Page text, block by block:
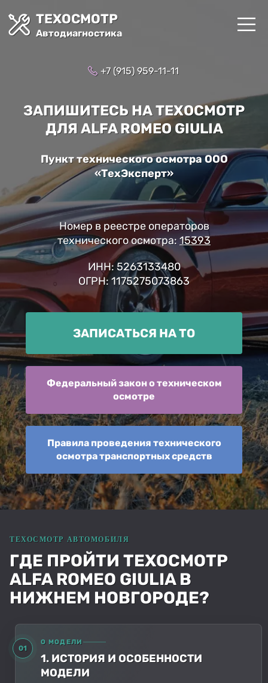
ТЕХОСМОТР
Автодиагностика
+7 (915) 959-11-11
ЗАПИШИТЕСЬ НА ТЕХОСМОТР
ДЛЯ ALFA ROMEO GIULIA
Пункт технического осмотра ООО
«ТехЭксперт»
Номер в реестре операторов
технического осмотра: 15393
ИНН: 5263133480
ОГРН: 1175275073863
ЗАПИСАТЬСЯ НА ТО
Федеральный закон о техническом
осмотре
Правила проведения технического
осмотра транспортных средств
ГДЕ ПРОЙТИ ТЕХОСМОТР
ALFA ROMEO GIULIA В
НИЖНЕМ НОВГОРОДЕ?
01
О МОДЕЛИ
1. ИСТОРИЯ И ОСОБЕННОСТИ
МОДЕЛИ